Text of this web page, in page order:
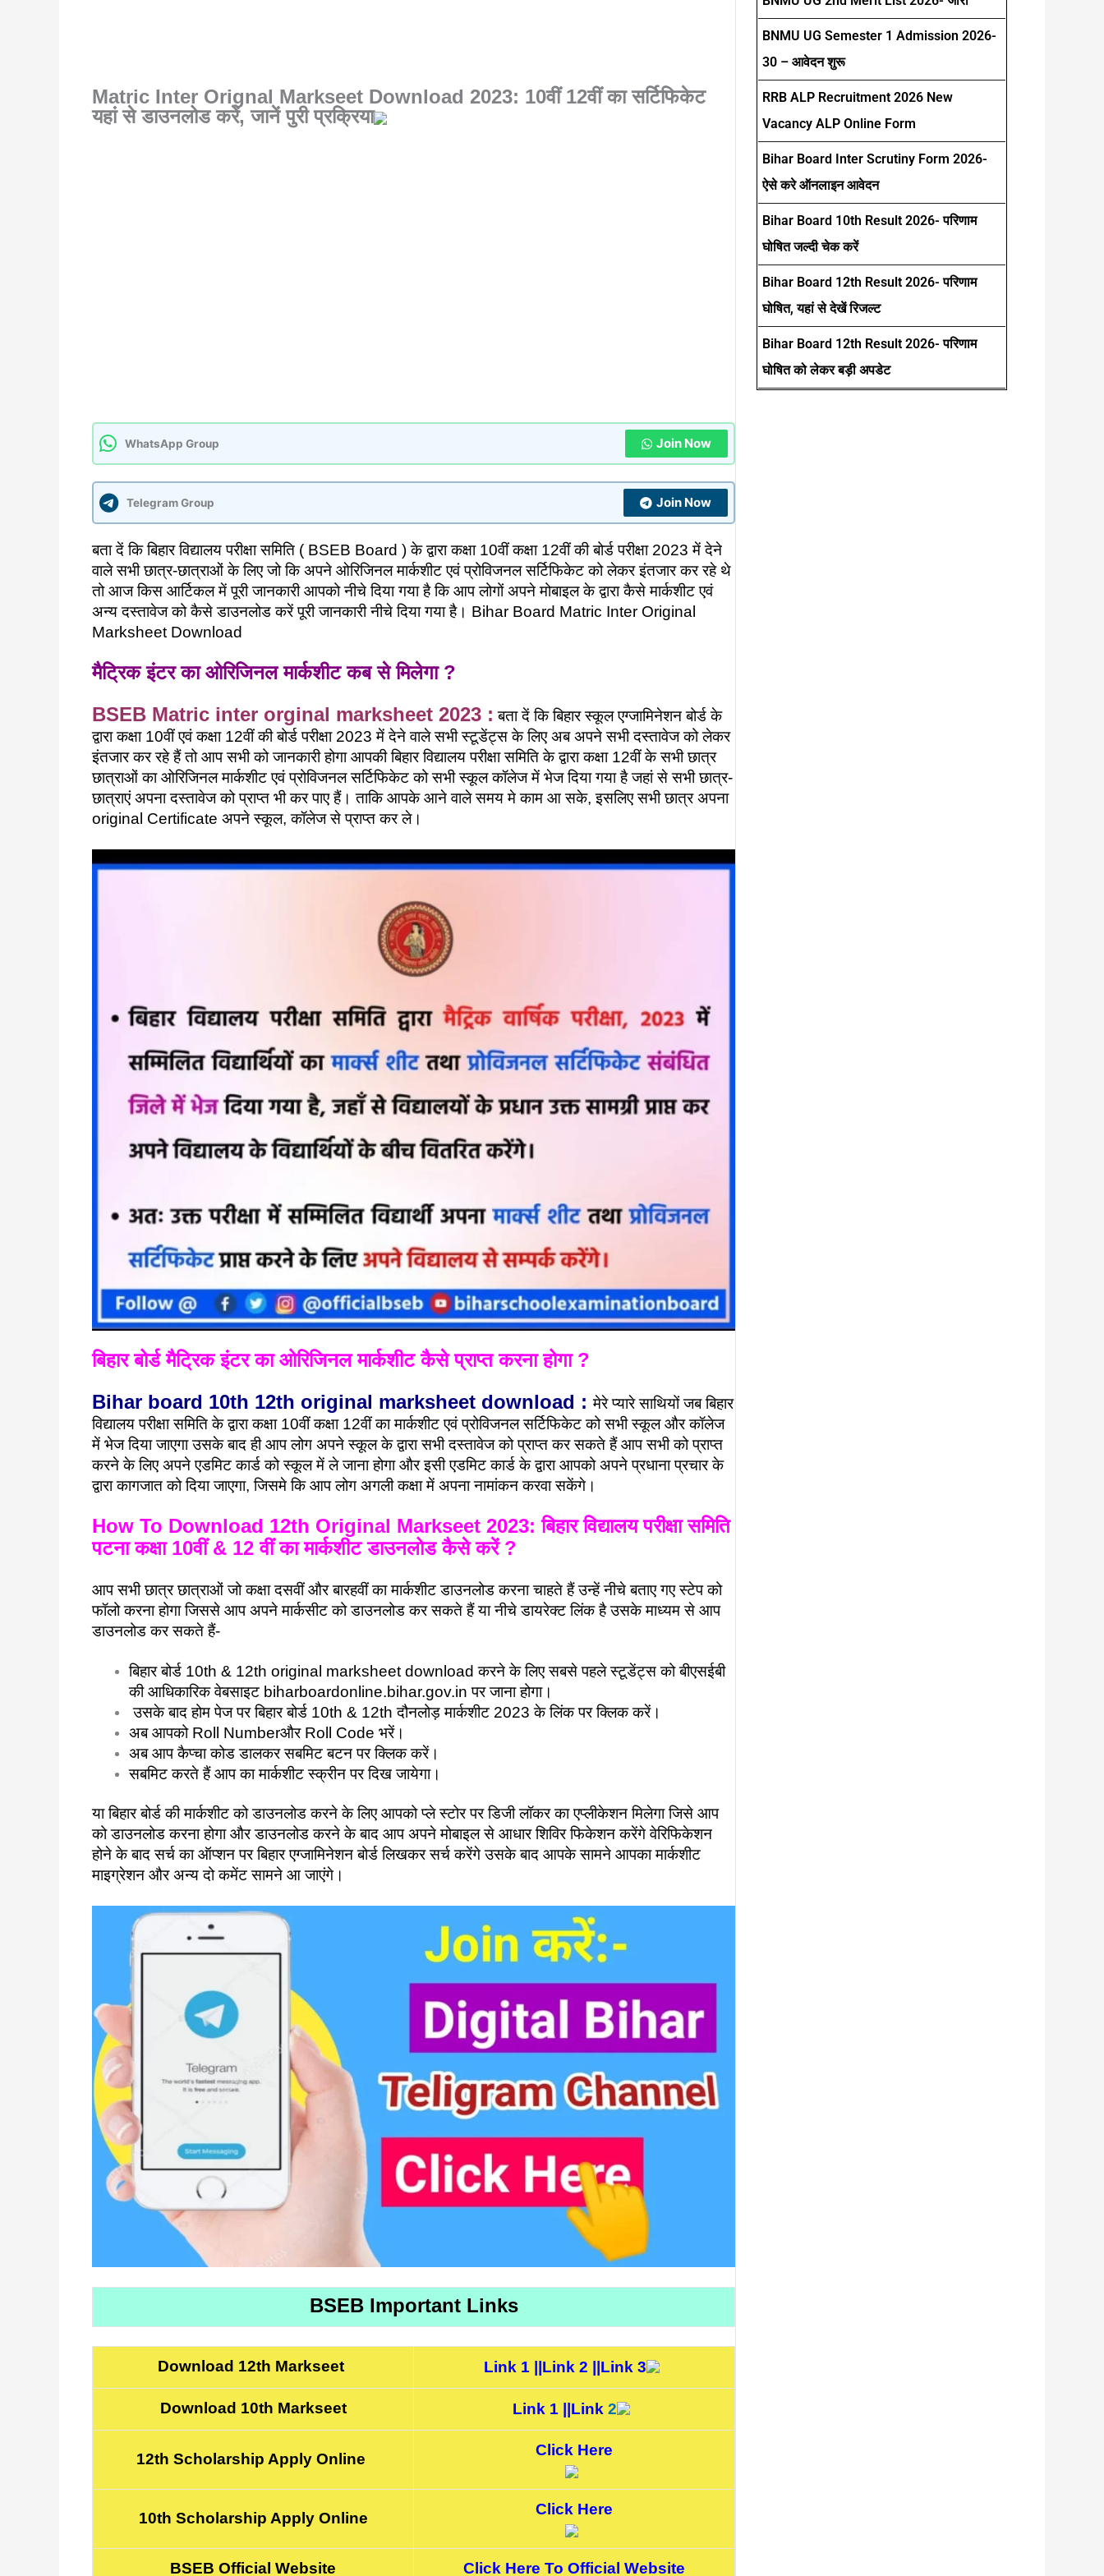
Matric Inter Orignal Markseet Download 2023: 10वीं 12वीं का सर्टिफिकेट
यहां से डाउनलोड करें, जानें पुरी प्रक्रिया
WhatsApp Group Join Now
Telegram Group Join Now
बता दें कि बिहार विद्यालय परीक्षा समिति ( BSEB Board ) के द्वारा कक्षा 10वीं कक्षा 12वीं की बोर्ड परीक्षा 2023 में देने
वाले सभी छात्र-छात्राओं के लिए जो कि अपने ओरिजिनल मार्कशीट एवं प्रोविजनल सर्टिफिकेट को लेकर इंतजार कर रहे थे
तो आज किस आर्टिकल में पूरी जानकारी आपको नीचे दिया गया है कि आप लोगों अपने मोबाइल के द्वारा कैसे मार्कशीट एवं
अन्य दस्तावेज को कैसे डाउनलोड करें पूरी जानकारी नीचे दिया गया है। Bihar Board Matric Inter Original
Marksheet Download
मैट्रिक इंटर का ओरिजिनल मार्कशीट कब से मिलेगा ?
BSEB Matric inter orginal marksheet 2023 : बता दें कि बिहार स्कूल एग्जामिनेशन बोर्ड के
द्वारा कक्षा 10वीं एवं कक्षा 12वीं की बोर्ड परीक्षा 2023 में देने वाले सभी स्टूडेंट्स के लिए अब अपने सभी दस्तावेज को लेकर
इंतजार कर रहे हैं तो आप सभी को जानकारी होगा आपकी बिहार विद्यालय परीक्षा समिति के द्वारा कक्षा 12वीं के सभी छात्र
छात्राओं का ओरिजिनल मार्कशीट एवं प्रोविजनल सर्टिफिकेट को सभी स्कूल कॉलेज में भेज दिया गया है जहां से सभी छात्र-
छात्राएं अपना दस्तावेज को प्राप्त भी कर पाए हैं। ताकि आपके आने वाले समय मे काम आ सके, इसलिए सभी छात्र अपना
original Certificate अपने स्कूल, कॉलेज से प्राप्त कर ले।
बिहार बोर्ड मैट्रिक इंटर का ओरिजिनल मार्कशीट कैसे प्राप्त करना होगा ?
Bihar board 10th 12th original marksheet download : मेरे प्यारे साथियों जब बिहार
विद्यालय परीक्षा समिति के द्वारा कक्षा 10वीं कक्षा 12वीं का मार्कशीट एवं प्रोविजनल सर्टिफिकेट को सभी स्कूल और कॉलेज
में भेज दिया जाएगा उसके बाद ही आप लोग अपने स्कूल के द्वारा सभी दस्तावेज को प्राप्त कर सकते हैं आप सभी को प्राप्त
करने के लिए अपने एडमिट कार्ड को स्कूल में ले जाना होगा और इसी एडमिट कार्ड के द्वारा आपको अपने प्रधाना प्रचार के
द्वारा कागजात को दिया जाएगा, जिसमे कि आप लोग अगली कक्षा में अपना नामांकन करवा सकेंगे।
How To Download 12th Original Markseet 2023: बिहार विद्यालय परीक्षा समिति
पटना कक्षा 10वीं & 12 वीं का मार्कशीट डाउनलोड कैसे करें ?
आप सभी छात्र छात्राओं जो कक्षा दसवीं और बारहवीं का मार्कशीट डाउनलोड करना चाहते हैं उन्हें नीचे बताए गए स्टेप को
फॉलो करना होगा जिससे आप अपने मार्कसीट को डाउनलोड कर सकते हैं या नीचे डायरेक्ट लिंक है उसके माध्यम से आप
डाउनलोड कर सकते हैं-
बिहार बोर्ड 10th & 12th original marksheet download करने के लिए सबसे पहले स्टूडेंट्स को बीएसईबी
की आधिकारिक वेबसाइट biharboardonline.bihar.gov.in पर जाना होगा।
उसके बाद होम पेज पर बिहार बोर्ड 10th & 12th दौनलोड़ मार्कशीट 2023 के लिंक पर क्लिक करें।
अब आपको Roll Numberऔर Roll Code भरें।
अब आप कैप्चा कोड डालकर सबमिट बटन पर क्लिक करें।
सबमिट करते हैं आप का मार्कशीट स्क्रीन पर दिख जायेगा।
या बिहार बोर्ड की मार्कशीट को डाउनलोड करने के लिए आपको प्ले स्टोर पर डिजी लॉकर का एप्लीकेशन मिलेगा जिसे आप
को डाउनलोड करना होगा और डाउनलोड करने के बाद आप अपने मोबाइल से आधार शिविर फिकेशन करेंगे वेरिफिकेशन
होने के बाद सर्च का ऑप्शन पर बिहार एग्जामिनेशन बोर्ड लिखकर सर्च करेंगे उसके बाद आपके सामने आपका मार्कशीट
माइग्रेशन और अन्य दो कमेंट सामने आ जाएंगे।
BSEB Important Links
Download 12th Markseet Link 1 ||Link 2 ||Link 3
Download 10th Markseet Link 1 ||Link 2
12th Scholarship Apply Online
Click Here
10th Scholarship Apply Online
Click Here
BSEB Official Website Click Here To Official Website
BNMU UG Semester 1 Admission 2026-
30 – आवेदन शुरू
RRB ALP Recruitment 2026 New
Vacancy ALP Online Form
Bihar Board Inter Scrutiny Form 2026-
ऐसे करे ऑनलाइन आवेदन
Bihar Board 10th Result 2026- परिणाम
घोषित जल्दी चेक करें
Bihar Board 12th Result 2026- परिणाम
घोषित, यहां से देखें रिजल्ट
Bihar Board 12th Result 2026- परिणाम
घोषित को लेकर बड़ी अपडेट